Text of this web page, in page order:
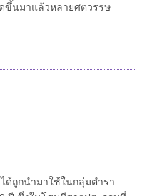
ขึ้นมาแล้วหลายศตวรรษ
ด้ถูกนำมาใช้ในกลุ่มตำรา